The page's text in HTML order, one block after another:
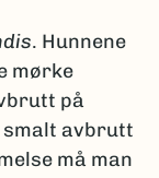
. Hunnene
mørke
på
smalt avbrutt
må man